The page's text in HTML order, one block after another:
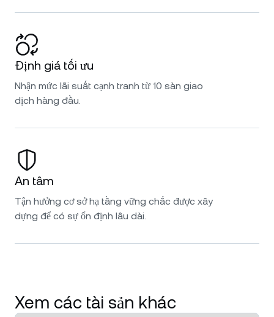
Định giá tối ưu
Nhận mức lãi suất cạnh tranh từ 10 sàn giao
dịch hàng đầu.
An tâm
Tận hưởng cơ sở hạ tầng vững chắc được xây
dựng để có sự ổn định lâu dài.
Xem các tài sản khác